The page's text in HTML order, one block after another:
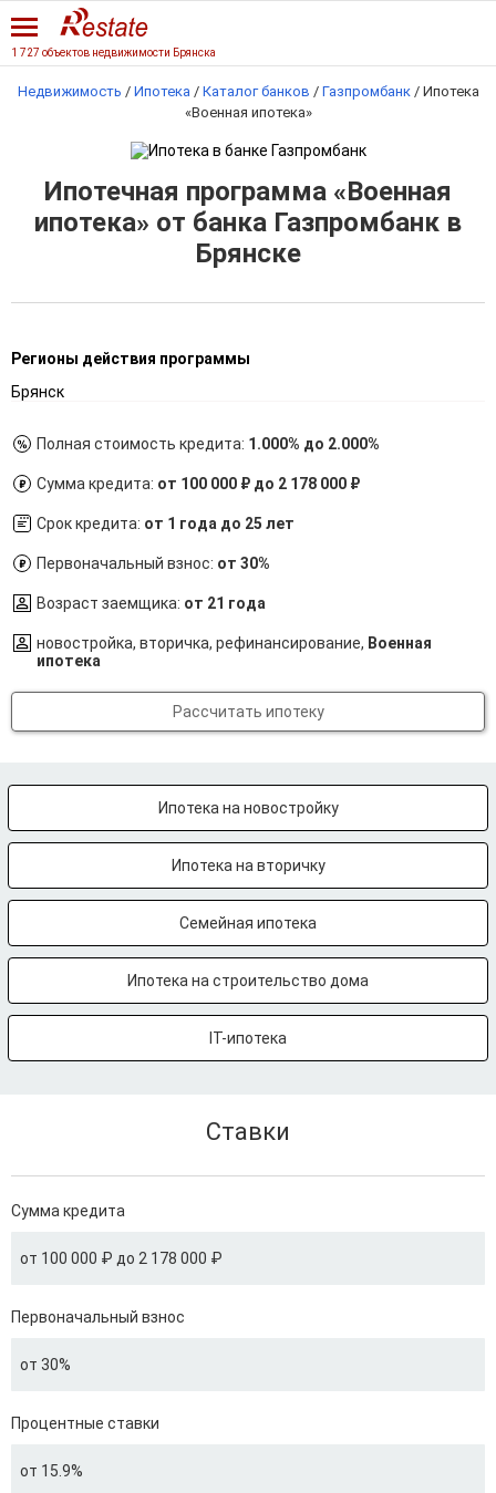
1 727 объектов недвижимости Брянска
Недвижимость / Ипотека / Каталог банков / Газпромбанк / Ипотека
«Военная ипотека»
Ипотечная программа «Военная
ипотека» от банка Газпромбанк в
Брянске
Регионы действия программы
Брянск
Полная стоимость кредита: 1.000% до 2.000%
Сумма кредита: от 100 000 ₽ до 2 178 000 ₽
Срок кредита: от 1 года до 25 лет
Первоначальный взнос: от 30%
Возраст заемщика: от 21 года
новостройка, вторичка, рефинансирование, Военная
ипотека
Рассчитать ипотеку
Ипотека на новостройку
Ипотека на вторичку
Семейная ипотека
Ипотека на строительство дома
IT-ипотека
Ставки
Сумма кредита
от 100 000 ₽ до 2 178 000 ₽
Первоначальный взнос
от 30%
Процентные ставки
от 15.9%